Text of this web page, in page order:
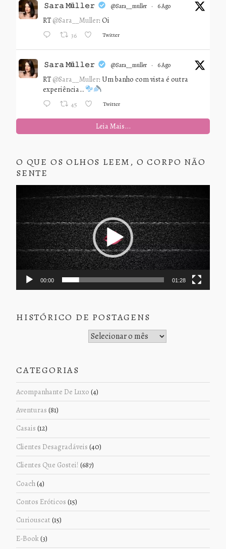
𝚂𝚊𝚛𝚊 𝙼ü𝚕𝚕𝚎𝚛 @sara__muller · 6 Ago
RT @Sara__Muller: Oi
36 Twitter
𝚂𝚊𝚛𝚊 𝙼ü𝚕𝚕𝚎𝚛 @sara__muller · 6 Ago
RT @Sara__Muller: Um banho com vista é outra
experiência…
45 Twitter
Leia Mais...
O QUE OS OLHOS LEEM, O CORPO NÃO
SENTE
de
vídeo
00:00 01:28
HISTÓRICO DE POSTAGENS
CATEGORIAS
Acompanhante De Luxo (4)
Aventuras (81)
Casais (12)
Clientes Desagradáveis (40)
Clientes Que Gostei! (687)
Coach(4)
Contos Eróticos (15)
Curiouscat (15)
E-Book(3)